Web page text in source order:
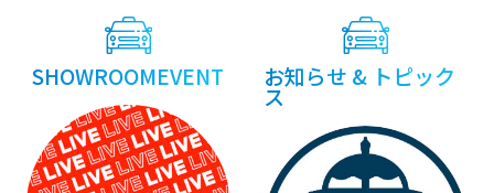
ゲ
シ
ョ
SHOWROOMEVENT お知らせ & トピック
ス